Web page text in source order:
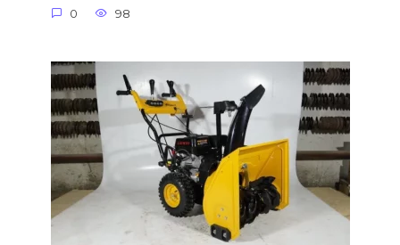
0 98